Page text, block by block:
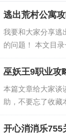
逃出荒村公寓
我要和大家分享逃
的问题！ 本文目
寓第一关怎么过？
巫妖王9职业攻
本篇文章给大家谈
助，不要忘了收藏
2、炉石传说巫妖
妖王的最新相关信
开心消消乐755